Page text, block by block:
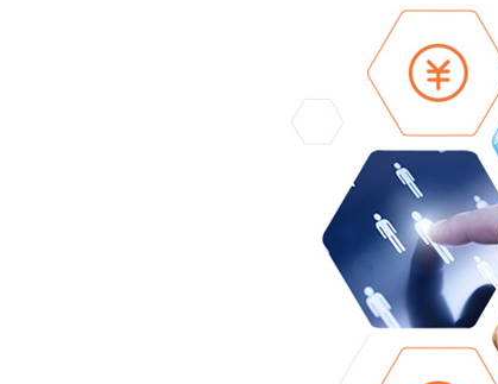
电话: 021-34014622
企业售前热线: 400-